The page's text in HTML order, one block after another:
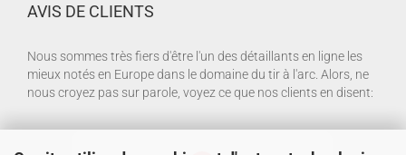
AVIS DE CLIENTS
Nous sommes très fiers d'être l'un des détaillants en ligne les
mieux notés en Europe dans le domaine du tir à l'arc. Alors, ne
nous croyez pas sur parole, voyez ce que nos clients en disent: